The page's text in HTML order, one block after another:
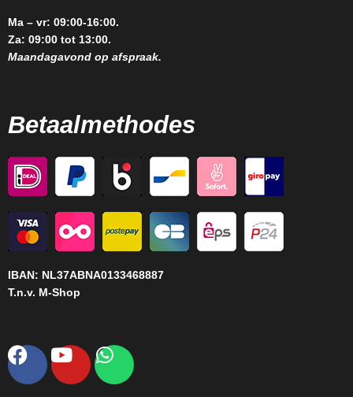
Ma – vr: 09:00-16:00.
Za: 09:00 tot 13:00.
Maandagavond op afspraak.
Betaalmethodes
IBAN: NL37ABNA0133468887
T.n.v. M-Shop
Facebook
YoutubeWhatsapp